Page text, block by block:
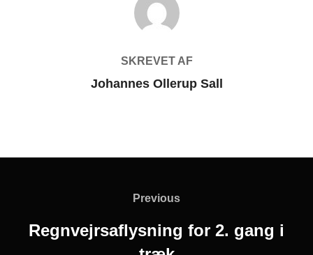
SKREVET AF
Johannes Ollerup Sall
Previous
Previous
Regnvejrsaflysning for 2. gang i